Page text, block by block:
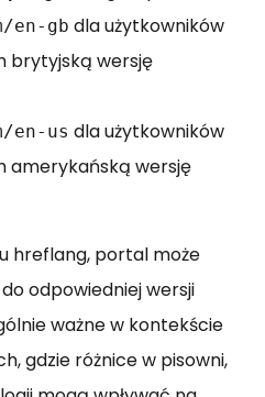
en-gb dla użytkowników
brytyjską wersję
en-us dla użytkowników
amerykańską wersję
hreflang, portal może
odpowiedniej wersji
ważne w kontekście
gdzie różnice w pisowni,